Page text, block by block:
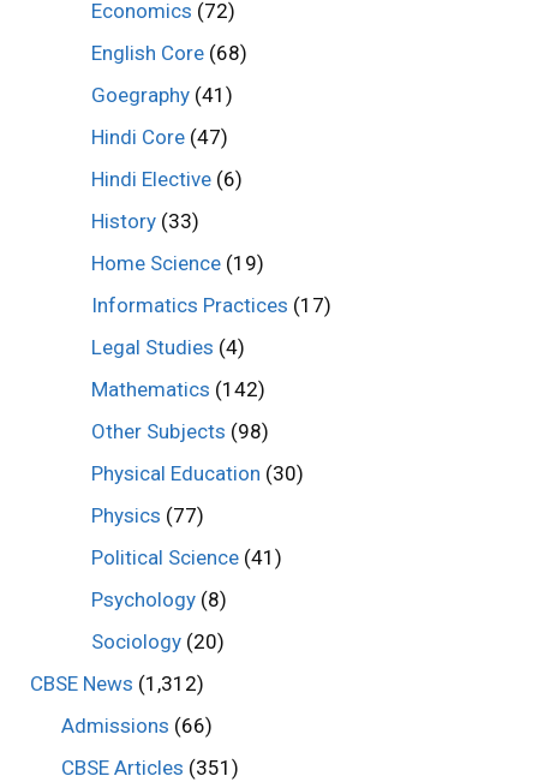
Economics (72)
English Core (68)
Goegraphy (41)
Hindi Core (47)
Hindi Elective (6)
History (33)
Home Science (19)
Informatics Practices (17)
Legal Studies (4)
Mathematics (142)
Other Subjects (98)
Physical Education (30)
Physics (77)
Political Science (41)
Psychology (8)
Sociology (20)
CBSE News (1,312)
Admissions (66)
CBSE Articles (351)